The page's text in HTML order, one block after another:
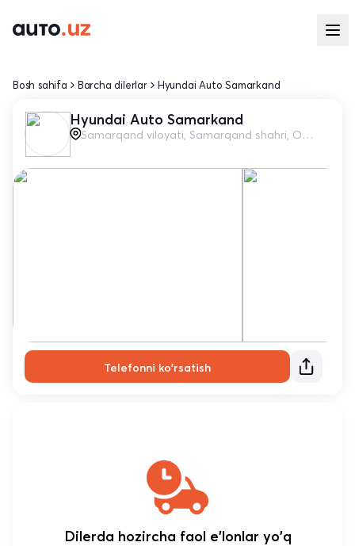
Bosh sahifa Barcha dilerlar Hyundai Auto Samarkand
Hyundai Auto Samarkand
Samarqand viloyati, Samarqand shahri, Oydin yo‘li, 15
Telefonni ko'rsatish
Dilerda hozircha faol e'lonlar yo'q